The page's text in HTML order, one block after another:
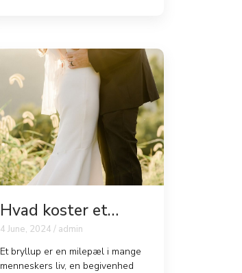
Hvad koster et
bryllup i
gennemsnit?
4 June, 2024 / admin
Et bryllup er en milepæl i mange
menneskers liv, en begivenhed